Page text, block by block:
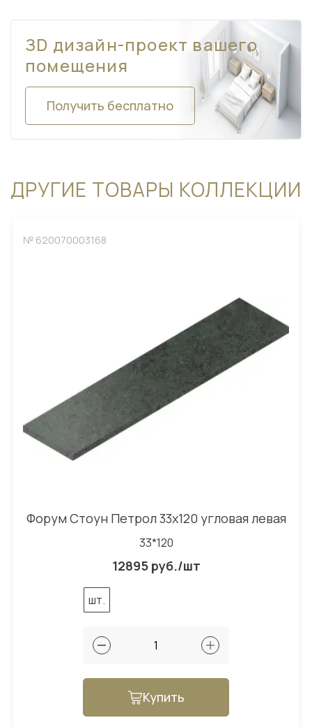
ЗD дизайн-проект вашего
помещения
Получить бесплатно
ДРУГИЕ ТОВАРЫ КОЛЛЕКЦИИ
№ 620070003168
Форум Стоун Петрол 33x120 угловая левая
33*120
12895 руб./шт
шт.
Купить